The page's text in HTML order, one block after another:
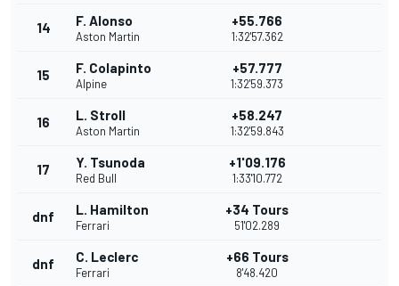
14 F. Alonso
Aston Martin
+55.766
1:32'57.362
15 F. Colapinto
Alpine
+57.777
1:32'59.373
16 L. Stroll
Aston Martin
+58.247
1:32'59.843
17 Y. Tsunoda
Red Bull
+1'09.176
1:33'10.772
dnf L. Hamilton
Ferrari
+34 Tours
51'02.289
dnf C. Leclerc
Ferrari
+66 Tours
8'48.420